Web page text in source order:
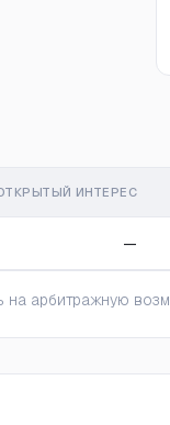
ИНТЕРЕС
—
арбитражную